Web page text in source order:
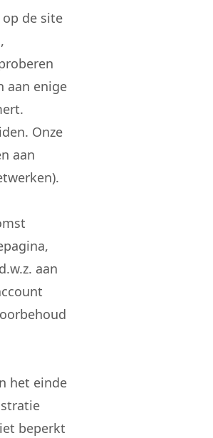
de site
aan enige
Onze
aan
aan
het einde
beperkt